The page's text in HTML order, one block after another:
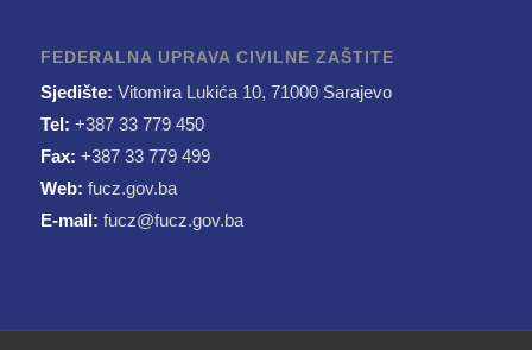
FEDERALNA UPRAVA CIVILNE ZAŠTITE
Sjedište: Vitomira Lukića 10, 71000 Sarajevo
Tel: +387 33 779 450
Fax: +387 33 779 499
Web: fucz.gov.ba
E-mail: fucz@fucz.gov.ba